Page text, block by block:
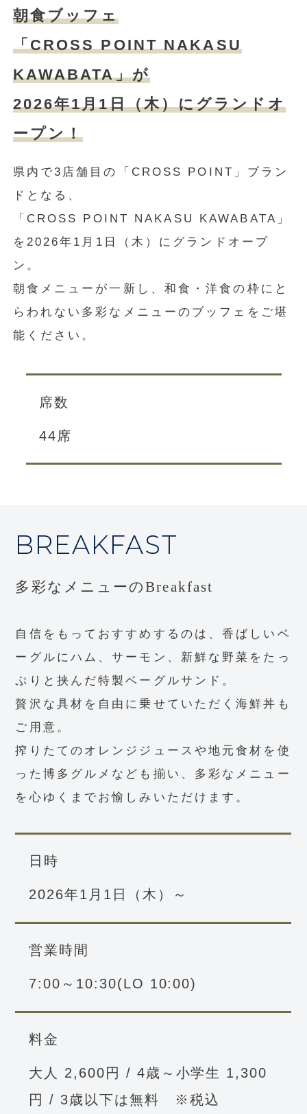
朝食ブッフェ
「CROSS POINT NAKASU
KAWABATA」が
2026年1月1日（木）にグランドオ
ープン！
県内で3店舗目の「CROSS POINT」ブラン
ドとなる、
「CROSS POINT NAKASU KAWABATA」
を2026年1月1日（木）にグランドオープ
ン。
朝食メニューが一新し、和食・洋食の枠にと
らわれない多彩なメニューのブッフェをご堪
能ください。
席数
44席
BREAKFAST
多彩なメニューのBreakfast
自信をもっておすすめするのは、香ばしいベ
ーグルにハム、サーモン、新鮮な野菜をたっ
ぷりと挟んだ特製ベーグルサンド。
贅沢な具材を自由に乗せていただく海鮮丼も
ご用意。
搾りたてのオレンジジュースや地元食材を使
った博多グルメなども揃い、多彩なメニュー
を心ゆくまでお愉しみいただけます。
日時
2026年1月1日（木）～
営業時間
7:00～10:30(LO 10:00)
料金
大人 2,600円 / 4歳～小学生 1,300
円 / 3歳以下は無料 ※税込